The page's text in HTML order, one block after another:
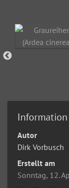
Information
Autor
Dirk Vorbusch
Erstellt am
Sonntag, 12.